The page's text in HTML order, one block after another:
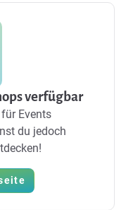
verfügbar
Events
du jedoch